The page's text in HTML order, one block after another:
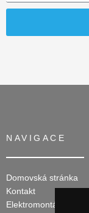
NAVIGACE
Domovská stránka
Kontakt
Elektromontáže